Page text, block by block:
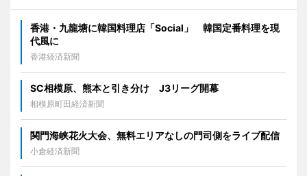
香港・九龍塘に韓国料理店「Social」 韓国定番料理を現
代風に
香港経済新聞
SC相模原、熊本と引き分け J3リーグ開幕
相模原町田経済新聞
関門海峡花火大会、無料エリアなしの門司側をライブ配信
小倉経済新聞